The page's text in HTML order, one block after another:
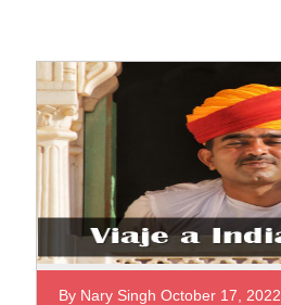
By Nary Singh October 17, 2022